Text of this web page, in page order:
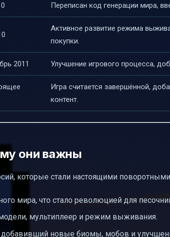
Java Edition
Переписан код генерации мира,
Активное развитие режима
покупки.
2011 Улучшение игрового процесса,
Игра считается завершённой,
контент.
они важны
которые стали настоящими
мира, что стало революцией для
мультиплеер и режим выживания.
добавивший новые биомы, мобов и